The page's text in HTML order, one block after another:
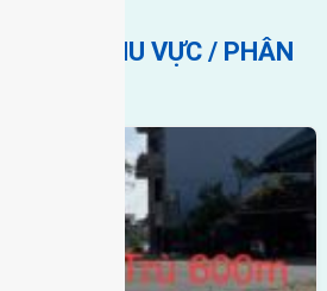
CÙNG KHU VỰC / PHÂN